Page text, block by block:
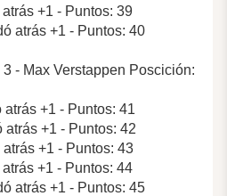
+1 - Puntos: 39
atrás +1 - Puntos: 40
- Max Verstappen Poscición:
+1 - Puntos: 41
+1 - Puntos: 42
+1 - Puntos: 43
+1 - Puntos: 44
atrás +1 - Puntos: 45